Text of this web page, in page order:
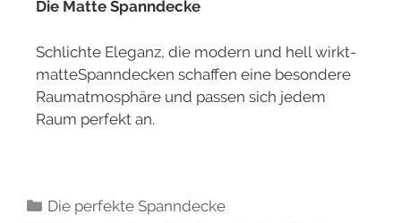
Die Matte Spanndecke
Schlichte Eleganz, die modern und hell wirkt-
matteSpanndecken schaffen eine besondere
Raumatmosphäre und passen sich jedem
Raum perfekt an.
Die perfekte Spanndecke